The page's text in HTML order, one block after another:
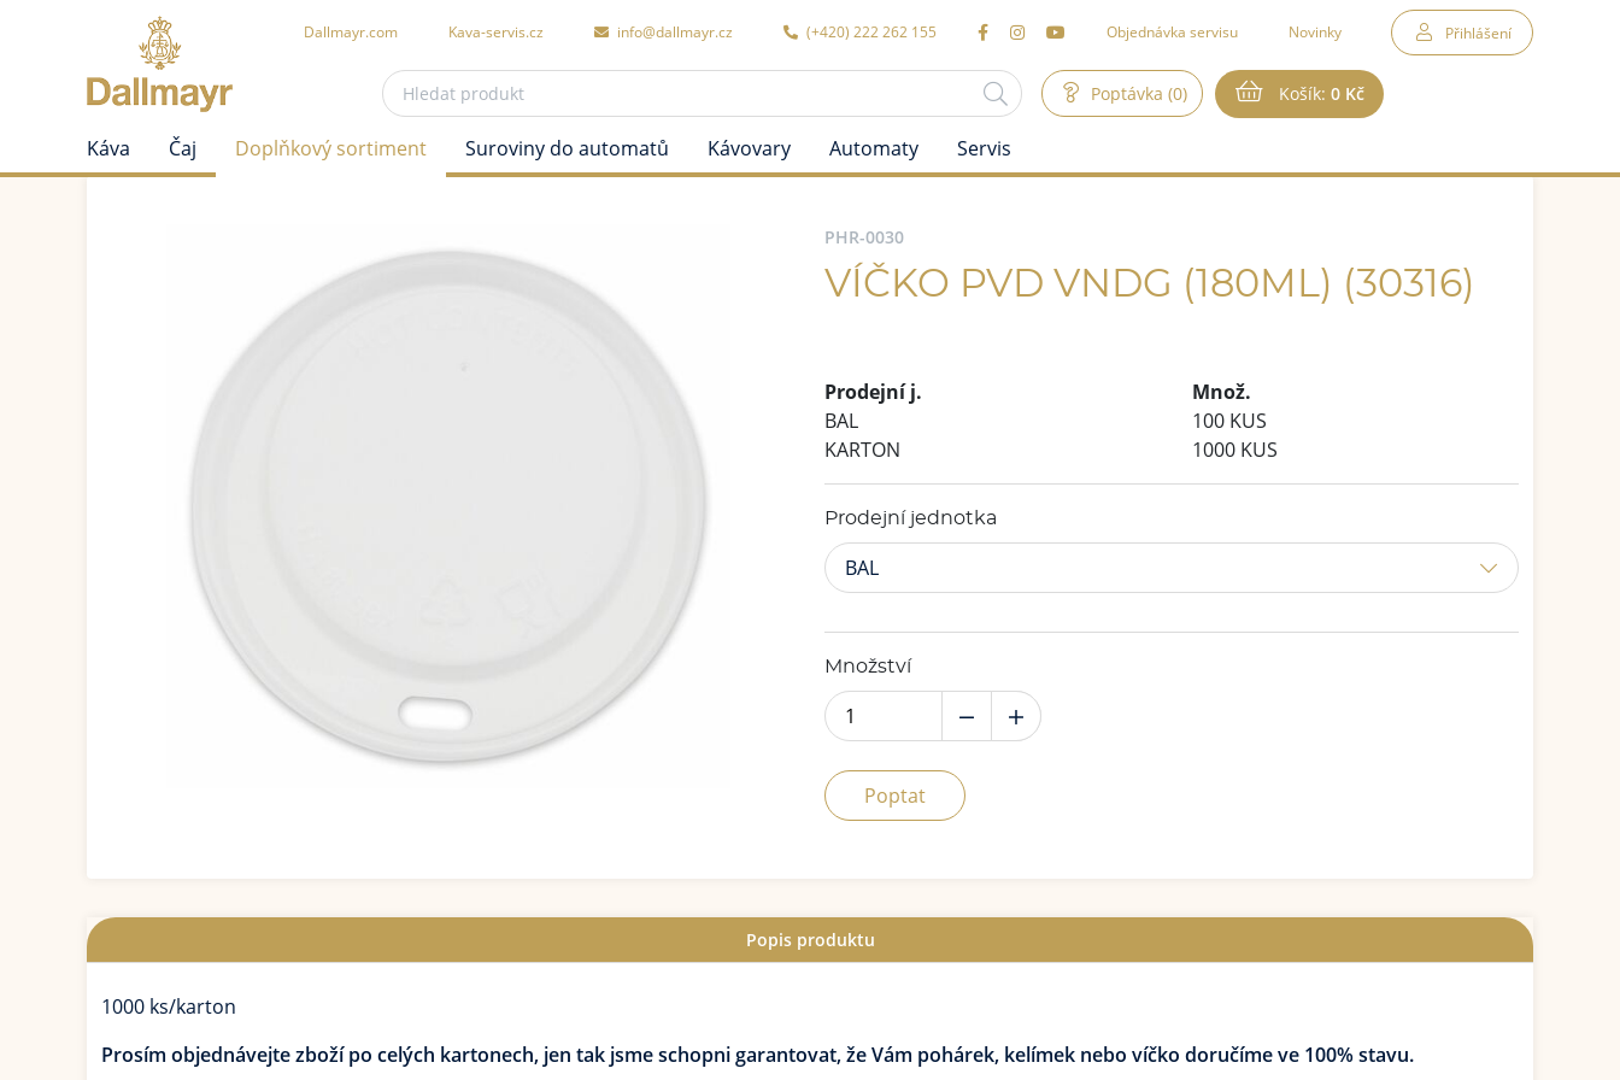
Přihlášení
Dallmayr.com Kava-servis.cz info@dallmayr.cz (+420) 222 262 155 Objednávka servisu Novinky
Poptávka (0) Košík:0 Kč
PHR-0030
VÍČKO PVD VNDG (180ML) (30316)
Prodejní j.
Množ.
BAL
100 KUS
KARTON
1000 KUS
Prodejní jednotka
BAL
Množství
Poptat
Popis produktu
1000 ks/karton
Prosím objednávejte zboží po celých kartonech, jen tak jsme schopni garantovat, že Vám pohárek, kelímek nebo víčko doručíme ve 100% stavu.
Káva Čaj Doplňkový sortiment Suroviny do automatů Kávovary Automaty Servis